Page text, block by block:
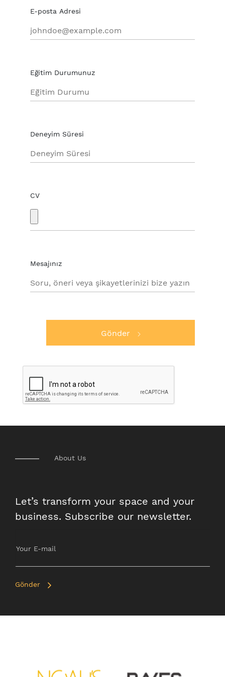
E-posta Adresi
Eğitim Durumunuz
Deneyim Süresi
CV
Mesajınız
Gönder
About Us
Let’s transform your space and your
business. Subscribe our newsletter.
Gönder